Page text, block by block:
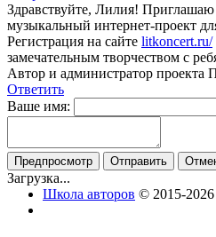
Здравствуйте, Лилия!
музыкальный интернет-проект
Регистрация на сайте litkoncert.ru/
замечательным творчеством с
Автор и администратор проекта
Ответить
Ваше имя:
Загрузка...
Школа авторов © 2015-2026